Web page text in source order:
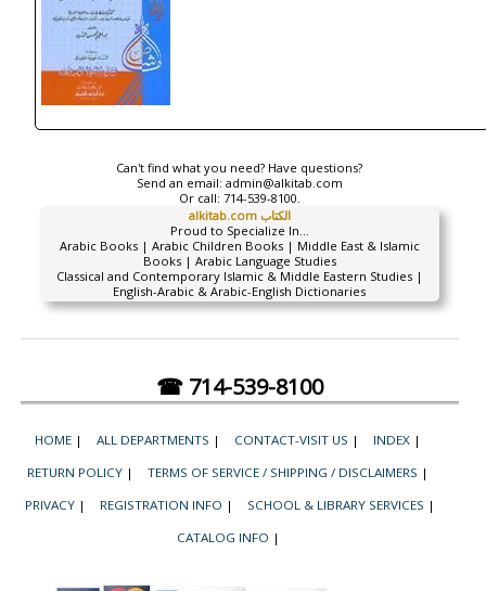
Can't find what you need? Have questions?
Send an email: admin@alkitab.com
Or call: 714-539-8100.
alkitab.com الكتاب
Proud to Specialize In...
Arabic Books | Arabic Children Books | Middle East & Islamic
Books | Arabic Language Studies
Classical and Contemporary Islamic & Middle Eastern Studies |
English-Arabic & Arabic-English Dictionaries
☎ 714-539-8100
HOME | ALL DEPARTMENTS | CONTACT-VISIT US | INDEX |
RETURN POLICY | TERMS OF SERVICE / SHIPPING / DISCLAIMERS |
PRIVACY | REGISTRATION INFO | SCHOOL & LIBRARY SERVICES |
CATALOG INFO |